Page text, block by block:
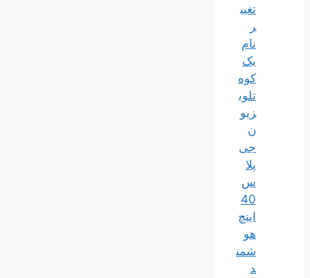
تغیی
ر
نام
یک
کوه
تلوی
زیو
ن
جی
پلا
س
40
اینچ
هو
شمن
د